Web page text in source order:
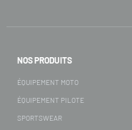
NOS PRODUITS
ÉQUIPEMENT MOTO
ÉQUIPEMENT PILOTE
SPORTSWEAR